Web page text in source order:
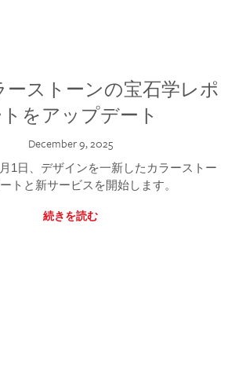
ーストーンの宝石学レポ
をアップデート
December 9, 2025
1日、デザインを一新したカラーストー
トと新サービスを開始します。
続きを読む